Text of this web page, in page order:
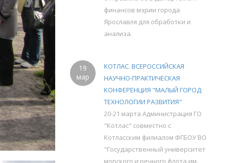
финансов мэрии города
Ярославля для обработки и
анализа.
19
мар
КОТЛАС. ВСЕРОССИЙСКАЯ
НАУЧНО-ПРАКТИЧЕСКАЯ
КОНФЕРЕНЦИЯ "МАЛЫЙ ГОРОД:
ТЕХНОЛОГИИ РАЗВИТИЯ"
20-21 марта Администрация ГО
"Котлас" совместно с
Котласским филиалом ФГБОУ ВО
"Государственный университет
морского и речного флота им.